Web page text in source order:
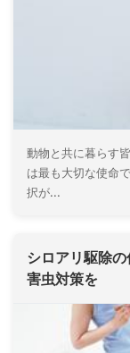
動物と共に暮らす
は最も大切な使命
択が...
シロアリ駆除
害虫対策を